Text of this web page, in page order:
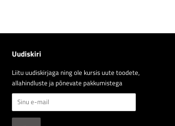
Uudiskiri
Liitu uudiskirjaga ning ole kursis uute toodete,
allahindluste ja põnevate pakkumistega